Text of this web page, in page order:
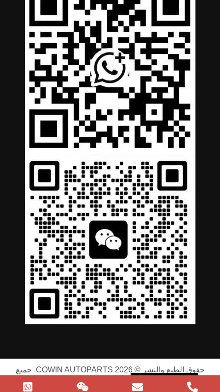
حقوق الطبع والنشر © 2026 COWIN AUTOPARTS. جميع
الحقوق محفوظة |سياسة الخصوصية| شروط الخدمة
English
Portuguese
German